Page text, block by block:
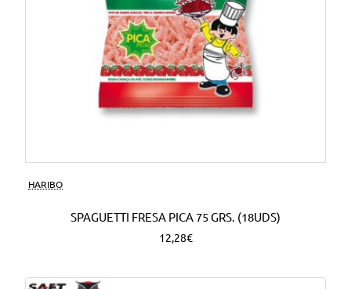
HARIBO
SPAGUETTI FRESA PICA 75 GRS. (18UDS)
12,28€